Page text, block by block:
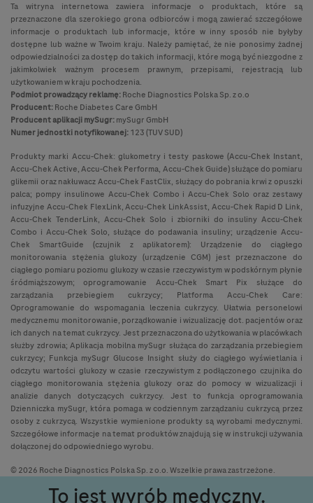
Ta witryna internetowa zawiera informacje o produktach, które są
przeznaczone dla szerokiego grona odbiorców i mogą zawierać szczegółowe
informacje o produktach lub informacje, które w inny sposób nie byłyby
dostępne lub ważne w Twoim kraju. Należy pamiętać, że nie ponosimy żadnej
odpowiedzialności za dostęp do takich informacji, które mogą być niezgodne z
jakimkolwiek ważnym procesem prawnym, przepisami, rejestracją lub
użytkowaniem w kraju pochodzenia.
Podmiot prowadzący reklamę:Roche Diagnostics Polska Sp. z o.o
Producent:Roche Diabetes Care GmbH
Producent aplikacji mySugr:mySugr GmbH
Numer jednostki notyfikowanej:123 (TUV SUD)
Produkty marki Accu-Chek: glukometry i testy paskowe (Accu-Chek Instant,
Accu-Chek Active, Accu-Chek Performa, Accu-Chek Guide) służące do pomiaru
glikemii oraz nakłuwacz Accu-Chek FastClix, służący do pobrania krwi z opuszki
palca; pompy insulinowe Accu-Chek Combo i Accu-Chek Solo oraz zestawy
infuzyjne Accu-Chek FlexLink, Accu-Chek LinkAssist, Accu-Chek Rapid D Link,
Accu-Chek TenderLink, Accu-Chek Solo i zbiorniki do insuliny Accu-Chek
Combo i Accu-Chek Solo, służące do podawania insuliny; urządzenie Accu-
Chek SmartGuide (czujnik z aplikatorem): Urządzenie do ciągłego
monitorowania stężenia glukozy (urządzenie CGM) jest przeznaczone do
ciągłego pomiaru poziomu glukozy w czasie rzeczywistym w podskórnym płynie
śródmiąższowym; oprogramowanie Accu-Chek Smart Pix służące do
zarządzania przebiegiem cukrzycy; Platforma Accu-Chek Care:
Oprogramowanie do wspomagania leczenia cukrzycy. Ułatwia personelowi
medycznemu monitorowanie, porządkowanie i wizualizację dot. pacjentów oraz
ich danych na temat cukrzycy. Jest przeznaczona do użytkowania w placówkach
służby zdrowia; Aplikacja mobilna mySugr służąca do zarządzania przebiegiem
cukrzycy; Funkcja mySugr Glucose Insight służy do ciągłego wyświetlania i
odczytu wartości glukozy w czasie rzeczywistym z podłączonego czujnika do
ciągłego monitorowania stężenia glukozy oraz do pomocy w wizualizacji i
analizie danych dotyczących cukrzycy. Jest to funkcja oprogramowania
Dzienniczka mySugr, która pomaga w codziennym zarządzaniu cukrzycą przez
osoby z cukrzycą. Wszystkie wymienione produkty są wyrobami medycznymi.
Szczegółowe informacje na temat produktów znajdują się w instrukcji używania
dołączonej do odpowiedniego wyrobu.
© 2026 Roche Diagnostics Polska Sp. z o.o. Wszelkie prawa zastrzeżone.
To jest wyrób medyczny.